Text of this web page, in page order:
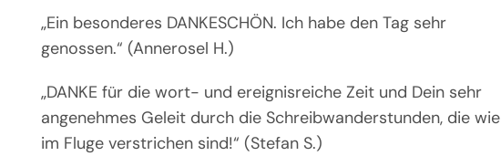
„Ein besonderes DANKESCHÖN. Ich habe den Tag sehr
genossen.“ (Annerosel H.)
„DANKE für die wort- und ereignisreiche Zeit und Dein sehr
angenehmes Geleit durch die Schreibwanderstunden, die wie
im Fluge verstrichen sind!“ (Stefan S.)